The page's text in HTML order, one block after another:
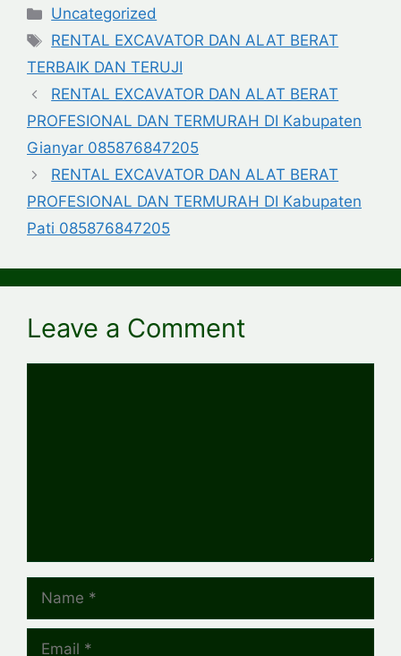
Categories
Uncategorized
Tags
RENTAL EXCAVATOR DAN ALAT BERAT
TERBAIK DAN TERUJI
RENTAL EXCAVATOR DAN ALAT BERAT
PROFESIONAL DAN TERMURAH DI Kabupaten
Gianyar 085876847205
RENTAL EXCAVATOR DAN ALAT BERAT
PROFESIONAL DAN TERMURAH DI Kabupaten
Pati 085876847205
Leave a Comment
Name
Email